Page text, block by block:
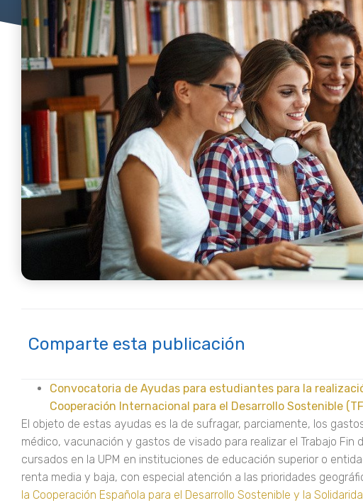
Comparte esta publicación
Convocatoria de Ayudas para estudiantes para la
Cooperación Internacional para el Desarrollo Sostenible
El objeto de estas ayudas es la de sufragar, parciamente, los
médico, vacunación y gastos de visado para realizar el Trabajo Fin
cursados en la UPM en instituciones de educación superior o
renta media y baja, con especial atención a las prioridades
la Cooperación Española para el Desarrollo Sostenible y la